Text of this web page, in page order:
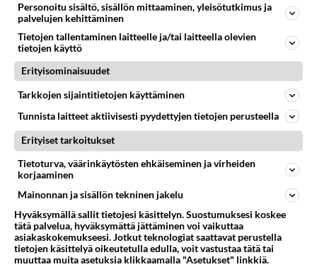
Äänestä SDPTuota noin sinä foorumin trolli .
Sinulle on ihan turha sanoa totuuksia koska ET
TAULAPÄÄ USKO TOTUUTTA!
Äänestä SDP
Äänestä Kommentoi
2026-04-28 17:57:30
Kuinka moni teistä
Anonyymi-ap
2026-04-26 09:31:43
Personoitu sisältö, sisällön mittaaminen, yleisötutkimus ja
palvelujen kehittäminen
Tietojen tallentaminen laitteelle ja/tai laitteella olevien
tietojen käyttö
Erityisominaisuudet
Tarkkojen sijaintitietojen käyttäminen
Tunnista laitteet aktiivisesti pyydettyjen tietojen perusteella
Erityiset tarkoitukset
Tietoturva, väärinkäytösten ehkäiseminen ja virheiden
korjaaminen
Mainonnan ja sisällön tekninen jakelu
Hyväksymällä sallit tietojesi käsittelyn. Suostumuksesi koskee
tätä palvelua, hyväksymättä jättäminen voi vaikuttaa
asiakaskokemukseesi. Jotkut teknologiat saattavat perustella
tietojen käsittelyä oikeutetulla edulla, voit vastustaa tätä tai
muuttaa muita asetuksia klikkaamalla "Asetukset" linkkiä.